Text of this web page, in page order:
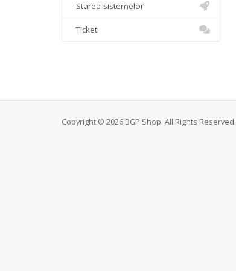
Starea sistemelor
Ticket
Copyright © 2026 BGP Shop. All Rights Reserved.